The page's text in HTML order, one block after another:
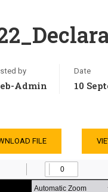
by
Admin
Date
10
FILE